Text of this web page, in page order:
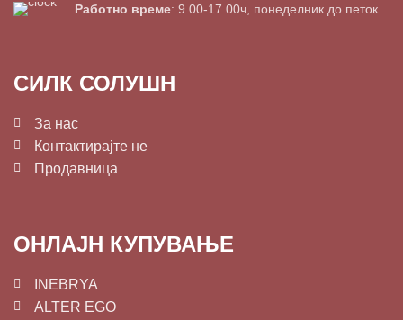
Работно време: 9.00-17.00ч, понеделник до петок
СИЛК СОЛУШН
За нас
Контактирајте не
Продавница
ОНЛАЈН КУПУВАЊЕ
INEBRYA
ALTER EGO